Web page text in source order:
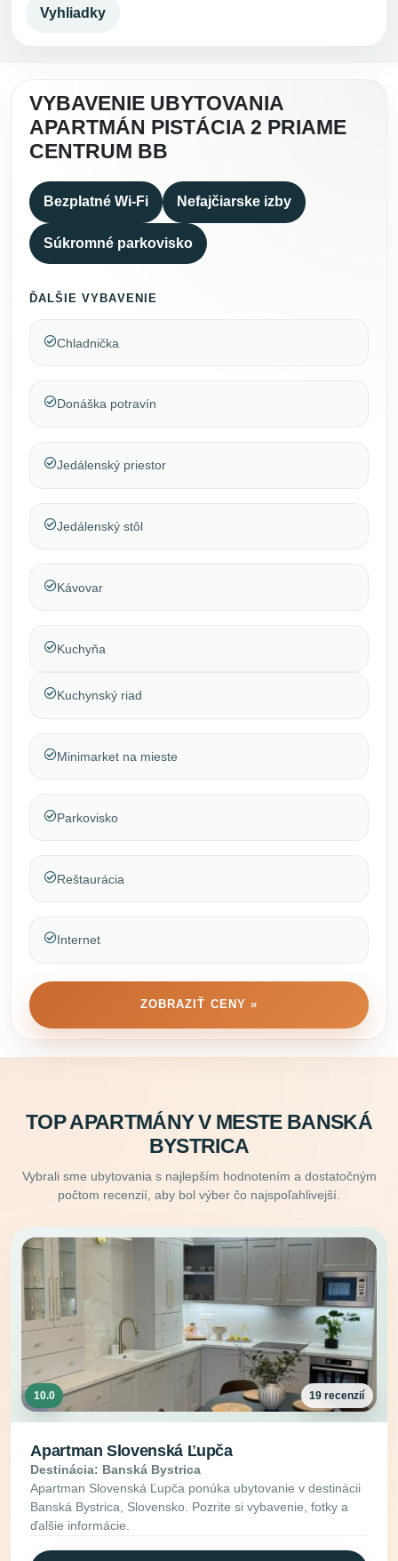
Vyhliadky
VYBAVENIE UBYTOVANIA
APARTMÁN PISTÁCIA 2 PRIAME
CENTRUM BB
Bezplatné Wi-Fi Nefajčiarske izby
Súkromné parkovisko
ĎALŠIE VYBAVENIE
Chladnička
Donáška potravín
Jedálenský priestor
Jedálenský stôl
Kávovar
Kuchyňa
Kuchynský riad
Minimarket na mieste
Parkovisko
Reštaurácia
Internet
ZOBRAZIŤ CENY »
TOP APARTMÁNY V MESTE BANSKÁ
BYSTRICA
Vybrali sme ubytovania s najlepším hodnotením a dostatočným
počtom recenzií, aby bol výber čo najspoľahlivejší.
10.0 19 recenzií
Apartman Slovenská Ľupča
Destinácia: Banská Bystrica
Apartman Slovenská Ľupča ponúka ubytovanie v destinácii
Banská Bystrica, Slovensko. Pozrite si vybavenie, fotky a
ďalšie informácie.